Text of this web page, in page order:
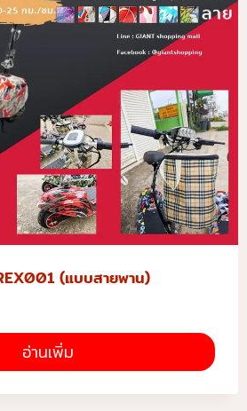
(แบบสายพาน)
อ่านเพิ่ม